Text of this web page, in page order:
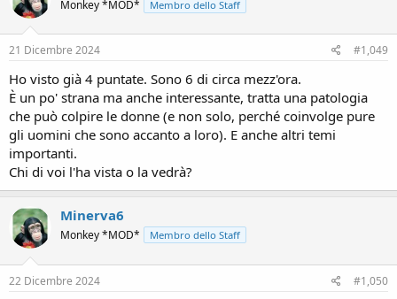
i
o
n
s
Monkey *MOD* Membro dello Staff
21 Dicembre 2024 #1,049
Ho visto già 4 puntate. Sono 6 di circa mezz'ora.
È un po' strana ma anche interessante, tratta una patologia
che può colpire le donne (e non solo, perché coinvolge pure
gli uomini che sono accanto a loro). E anche altri temi
importanti.
Chi di voi l'ha vista o la vedrà?
Minerva6
Monkey *MOD* Membro dello Staff
22 Dicembre 2024 #1,050